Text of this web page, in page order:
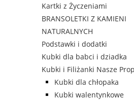
Kartki z Życzeniami
BRANSOLETKI Z KAMIENI
NATURALNYCH
Podstawki i dodatki
Kubki dla babci i dziadka
Kubki i Filiżanki Nasze
Kubki dla chłopaka
Kubki walentynkowe